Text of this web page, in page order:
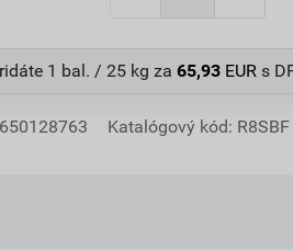
1 bal. / 25 kg za 65,93 EUR s
Katalógový kód: R8SBF